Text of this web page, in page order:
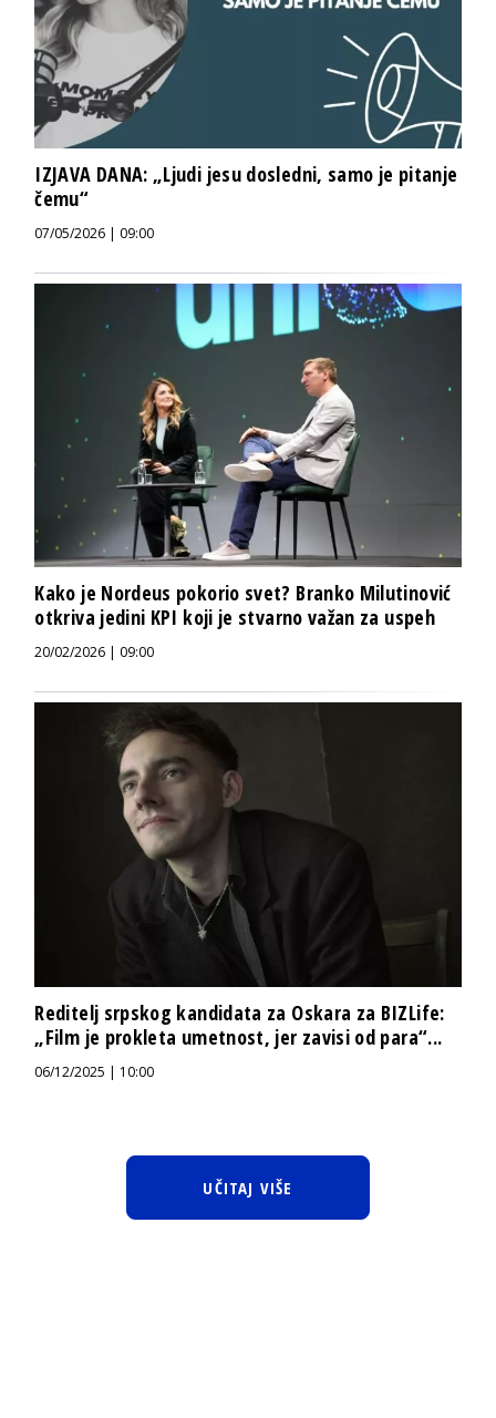
IZJAVA DANA: „Ljudi jesu dosledni, samo je pitanje
čemu“
07/05/2026 | 09:00
Kako je Nordeus pokorio svet? Branko Milutinović
otkriva jedini KPI koji je stvarno važan za uspeh
20/02/2026 | 09:00
Reditelj srpskog kandidata za Oskara za BIZLife:
„Film je prokleta umetnost, jer zavisi od para“...
06/12/2025 | 10:00
UČITAJ VIŠE